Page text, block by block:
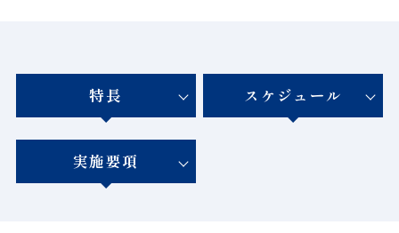
特長 スケジュール
実施要項